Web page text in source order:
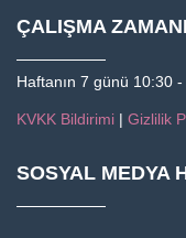
ÇALIŞMA
Haftanın 7 günü 10:30
KVKK Bildirimi | Gizlilik
SOSYAL MEDYA